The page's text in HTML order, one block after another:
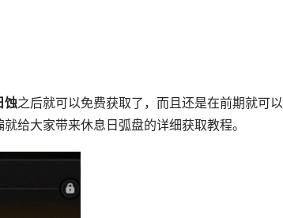
蚀之后就可以免费获取了，而且还是在前期就可以
给大家带来休息日弧盘的详细获取教程。